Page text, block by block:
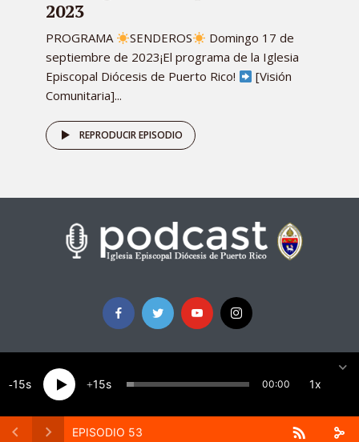
2023
PROGRAMA SENDEROS
Domingo 17 de
septiembre de 2023¡El programa de la Iglesia
Episcopal Diócesis de Puerto Rico!
[Visión
Comunitaria]...
REPRODUCIR EPISODIO
Creado por La
Oficina de Comunicaciones de la Iglesia
EPISODIO 53
15 15 00:00 1x